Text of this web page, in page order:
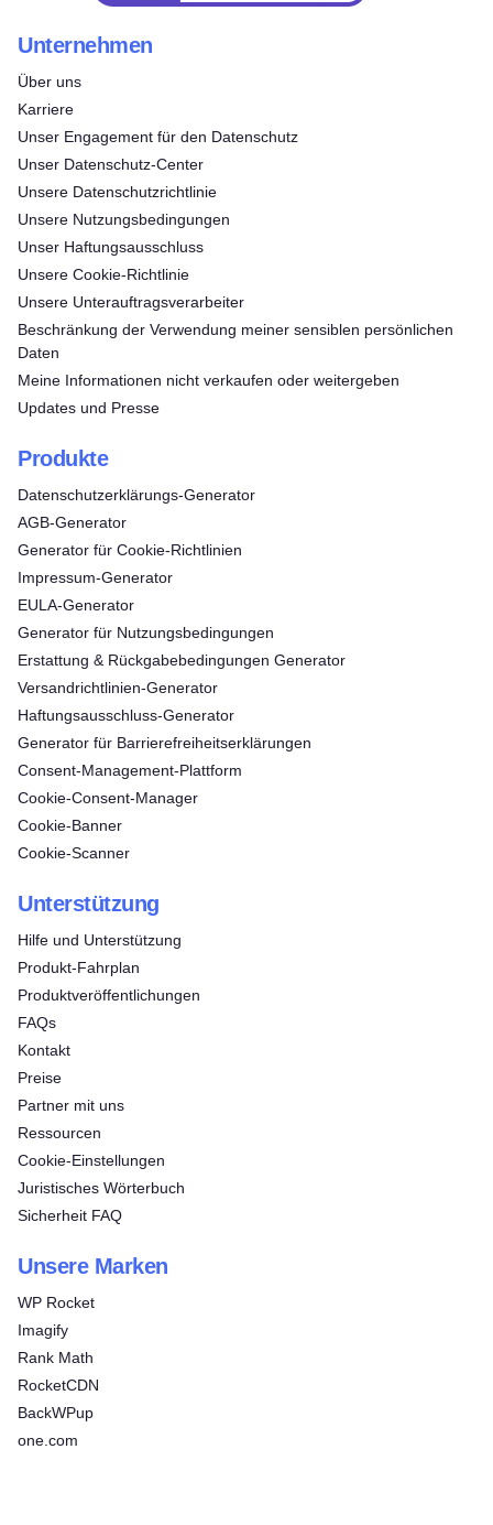
Unternehmen
Über uns
Karriere
Unser Engagement für den Datenschutz
Unser Datenschutz-Center
Unsere Datenschutzrichtlinie
Unsere Nutzungsbedingungen
Unser Haftungsausschluss
Unsere Cookie-Richtlinie
Unsere Unterauftragsverarbeiter
Beschränkung der Verwendung meiner sensiblen persönlichen
Daten
Meine Informationen nicht verkaufen oder weitergeben
Updates und Presse
Produkte
Datenschutzerklärungs-Generator
AGB-Generator
Generator für Cookie-Richtlinien
Impressum-Generator
EULA-Generator
Generator für Nutzungsbedingungen
Erstattung & Rückgabebedingungen Generator
Versandrichtlinien-Generator
Haftungsausschluss-Generator
Generator für Barrierefreiheitserklärungen
Consent‑Management‑Plattform
Cookie-Consent-Manager
Cookie-Banner
Cookie-Scanner
Unterstützung
Hilfe und Unterstützung
Produkt-Fahrplan
Produktveröffentlichungen
FAQs
Kontakt
Preise
Partner mit uns
Ressourcen
Cookie-Einstellungen
Juristisches Wörterbuch
Sicherheit FAQ
Unsere Marken
WP Rocket
Imagify
Rank Math
RocketCDN
BackWPup
one.com